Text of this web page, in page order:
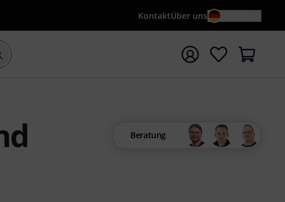
KontaktÜber uns
mit Suchwort {searchTerm} starten
Beratung